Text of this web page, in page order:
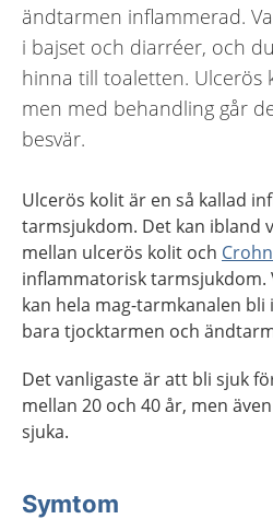
ändtarmen inflammerad.
i bajset och diarréer, och
hinna till toaletten. Ulcerös
men med behandling går
besvär.
Ulcerös kolit är en så kallad
tarmsjukdom. Det kan ibland
mellan ulcerös kolit och
inflammatorisk tarmsjukdom.
kan hela mag-tarmkanalen
bara tjocktarmen och
Det vanligaste är att bli sjuk
mellan 20 och 40 år, men
sjuka.
Symtom